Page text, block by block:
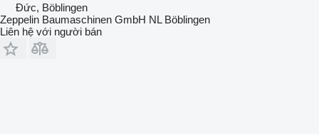
Đức, Böblingen
Zeppelin Baumaschinen GmbH NL Böblingen
Liên hệ với người bán